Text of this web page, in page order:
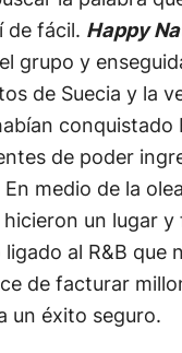
de fácil. Happy
grupo y
de Suecia y la
conquistado
de poder
medio de la
hicieron un lugar
al R&B que
de facturar
un éxito seguro.